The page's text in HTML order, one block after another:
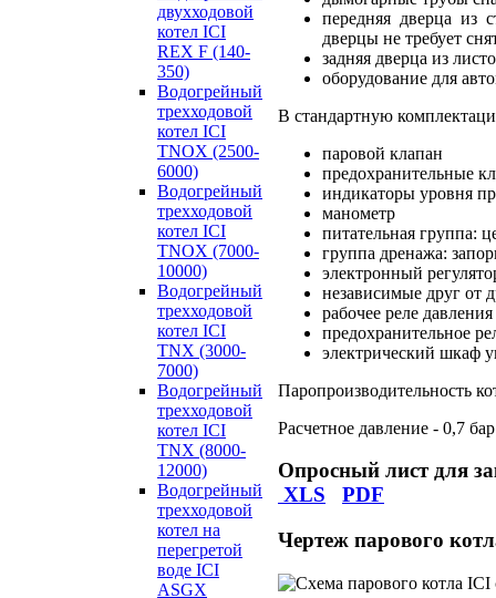
двухходовой
котел ICI
REX F (140-
350)
Водогрейный
трехходовой
котел ICI
TNOX (2500-
6000)
Водогрейный
трехходовой
котел ICI
TNOX (7000-
10000)
Водогрейный
трехходовой
котел ICI
TNX (3000-
7000)
Водогрейный
трехходовой
котел ICI
TNX (8000-
12000)
Водогрейный
трехходовой
котел на
перегретой
воде ICI
ASGX
передняя дверца из
дверцы не требует
задняя дверца из
оборудование для
В стандартную
паровой клапан
предохранительные
индикаторы уровня
манометр
питательная группа:
группа дренажа:
электронный
независимые друг от
рабочее реле давления
предохранительное
электрический шкаф
Паропроизводительность
Расчетное давление - 0,7
Опросный лист для
XLS
PDF
Чертеж парового